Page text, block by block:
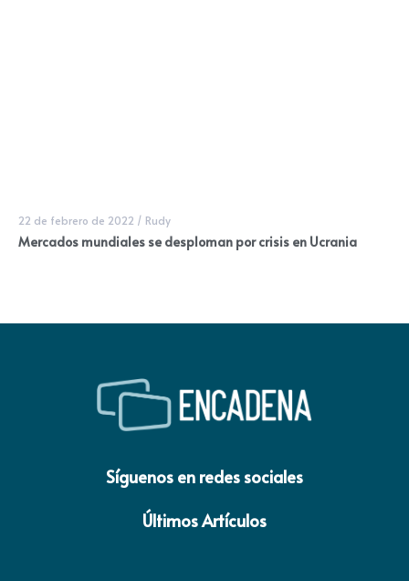
22 de febrero de 2022 / Rudy
Mercados mundiales se desploman por crisis en Ucrania
Síguenos en redes sociales
Últimos Artículos